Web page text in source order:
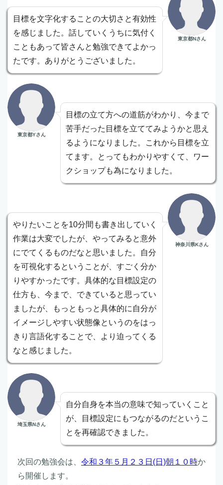
目標を文字化することの大切さと有効性
を感じました。話していくうちに気付く
こともあって皆さんと勉強できてよかっ
たです。ありがとうございました。
東京都Nさん
東京都Yさん
目標の立て方への道筋がわかり、今まで
苦手だった目標を立ててみようかと思え
るようになりました。これから目標を立
てます。とってもわかりやすくて、ワー
クショップも為になりました。
やりたいことを10分間も書き出していく
作業は大変でしたが、やってみると意外
にでてくるものだなと思いました。自分
を可視化するということが、すごく分か
りやすかったです。具体的な目標設定の
仕方も、今まで、できていると思ってい
ましたが、もっともっと具体的に自分が
イメージしやすい状態像というのをはっ
きり言語化することで、より迫ってくる
なと感じました。
神奈川県Kさん
埼玉県Nさん
自分自身を本当の意味で知っていくこと
が、目標設定にもつながるのだというこ
とを再確認できました。
次回の勉強会は、 令和３年５月２３日(日)朝１０時か
ら開催します。